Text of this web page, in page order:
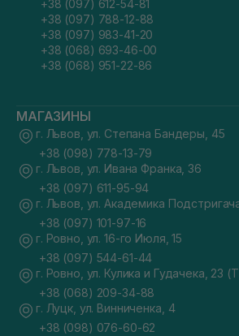
+38 (097) 612-54-81
+38 (097) 788-12-88
+38 (097) 983-41-20
+38 (068) 693-46-00
+38 (068) 951-22-86
МАГАЗИНЫ
г. Львов, ул. Степана Бандеры, 45
+38 (098) 778-13-79
г. Львов, ул. Ивана Франка, 36
+38 (097) 611-95-94
г. Львов, ул. Академика
+38 (097) 101-97-16
г. Ровно, ул. 16-го Июля, 15
+38 (097) 544-61-44
г. Ровно, ул. Кулика и Гудачека, 23
+38 (068) 209-34-88
г. Луцк, ул. Винниченка, 4
+38 (098) 076-60-62